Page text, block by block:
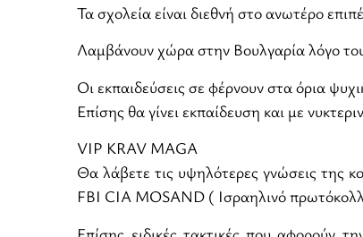
Τα σχολεία είναι διεθνή στο ανωτέρο
Λαμβάνουν χώρα στην Βουλγαρία λόγο
Οι εκπαιδεύσεις σε φέρνουν στα όρια
Επίσης θα γίνει εκπαίδευση και με
VIP KRAV MAGA
Θα λάβετε τις υψηλότερες γνώσεις της
FBI CIA MOSAND ( Ισραηλινό